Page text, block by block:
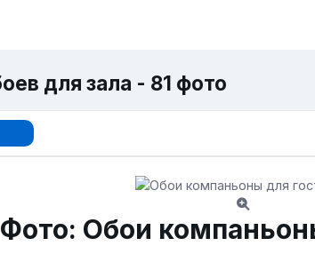
для зала - 81 фото
Фото: Обои